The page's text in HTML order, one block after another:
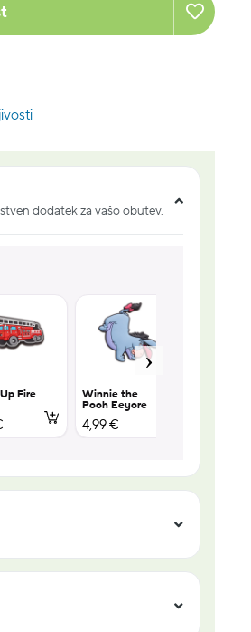
dodatek za vašo obutev.
Fire
Winnie the
Pooh Eeyore
4,99 €